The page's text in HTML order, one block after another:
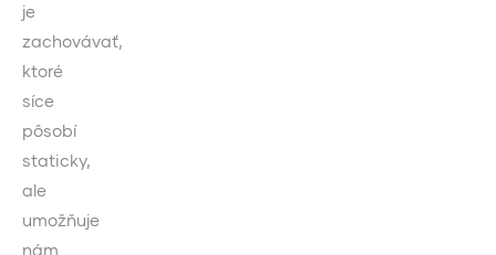
je
zachovávať,
ktoré
síce
pôsobí
staticky,
ale
umožňuje
nám